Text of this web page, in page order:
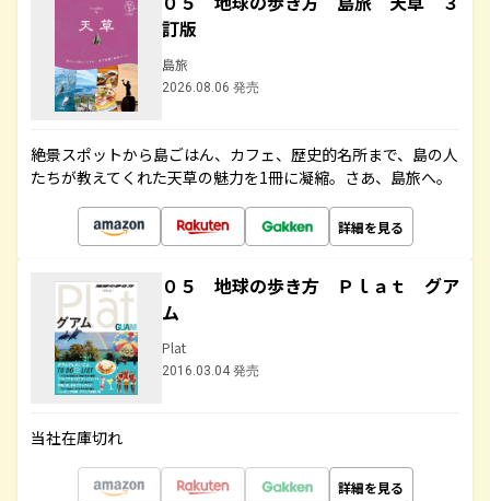
訂版
島旅
2026.08.06 発売
絶景スポットから島ごはん、カフェ、歴史的名所まで、島の人
たちが教えてくれた天草の魅力を1冊に凝縮。さあ、島旅へ。
詳細を見る
０５ 地球の歩き方 Ｐｌａｔ グア
ム
Plat
2016.03.04 発売
当社在庫切れ
詳細を見る